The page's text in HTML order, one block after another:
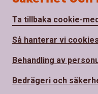
Ta tillbaka cookie-
Så hanterar vi cookies
Behandling av
Bedrägeri och